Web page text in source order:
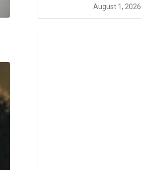
August 1, 2026